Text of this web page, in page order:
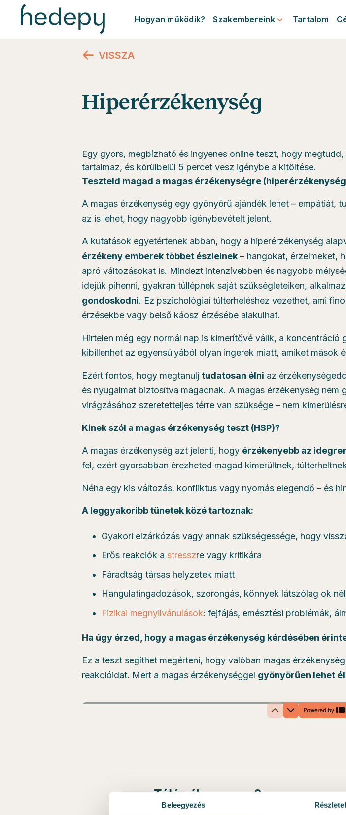
Beleegyezés
Hogyan működik? Szakembereink Tartalom
VISSZA
Hiperérzékenység
Egy gyors, megbízható és ingyenes online teszt, hogy megtudd,
tartalmaz, és körülbelül 5 percet vesz igénybe a kitöltése.
Teszteld magad a magas érzékenységre
A magas érzékenység egy gyönyörű ajándék lehet – empátiát,
az is lehet, hogy nagyobb igénybevételt jelent.
A kutatások egyetértenek abban, hogy a hiperérzékenység
érzékeny emberek többet észlelnek – hangokat, érzelmeket,
apró változásokat is. Mindezt intenzívebben és nagyobb
idejük pihenni, gyakran túllépnek saját szükségleteiken,
gondoskodni. Ez pszichológiai túlterheléshez vezethet, ami
érzésekbe vagy belső káosz érzésébe alakulhat.
Hirtelen még egy normál nap is kimerítővé válik, a
kibillenhet az egyensúlyából olyan ingerek miatt, amiket mások
Ezért fontos, hogy megtanulj tudatosan élni az
és nyugalmat biztosítva magadnak. A magas érzékenység nem
virágzásához szeretetteljes térre van szüksége – nem
Kinek szól a magas érzékenység teszt (HSP)?
A magas érzékenység azt jelenti, hogy érzékenyebb az
fel, ezért gyorsabban érezheted magad kimerültnek,
Néha egy kis változás, konfliktus vagy nyomás elegendő – és
A leggyakoribb tünetek közé tartoznak:
Gyakori elzárkózás vagy annak szükségessége, hogy
Erős reakciók a stresszre vagy kritikára
Fáradtság társas helyzetek miatt
Hangulatingadozások, szorongás, könnyek látszólag ok
Fizikai megnyilvánulások: fejfájás, emésztési problémák,
Ha úgy érzed, hogy a magas érzékenység kérdésében
Ez a teszt segíthet megérteni, hogy valóban magas
reakcióidat. Mert a magas érzékenységgel gyönyörűen lehet